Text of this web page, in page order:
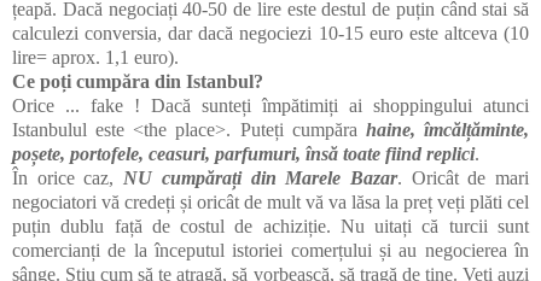
țeapă. Dacă negociați 40-50 de lire este destul de puțin când stai să
calculezi conversia, dar dacă negociezi 10-15 euro este altceva (10
lire= aprox. 1,1 euro).
Ce poți cumpăra din Istanbul?
Orice ... fake ! Dacă sunteți împătimiți ai shoppingului atunci
Istanbulul este <the place>. Puteți cumpăra haine, îmcălțăminte,
poșete, portofele, ceasuri, parfumuri, însă toate fiind replici.
În orice caz, NU cumpărați din Marele Bazar. Oricât de mari
negociatori vă credeți și oricât de mult vă va lăsa la preț veți plăti cel
puțin dublu față de costul de achiziție. Nu uitați că turcii sunt
comercianți de la începutul istoriei comerțului și au negocierea în
sânge. Știu cum să te atragă, să vorbească, să tragă de tine. Veți auzi